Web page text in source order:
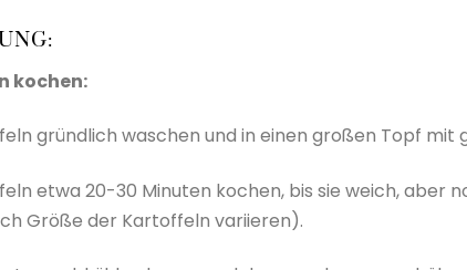
kochen:
gründlich waschen und in einen großen Topf mit
etwa 20-30 Minuten kochen, bis sie weich, aber
Größe der Kartoffeln variieren).